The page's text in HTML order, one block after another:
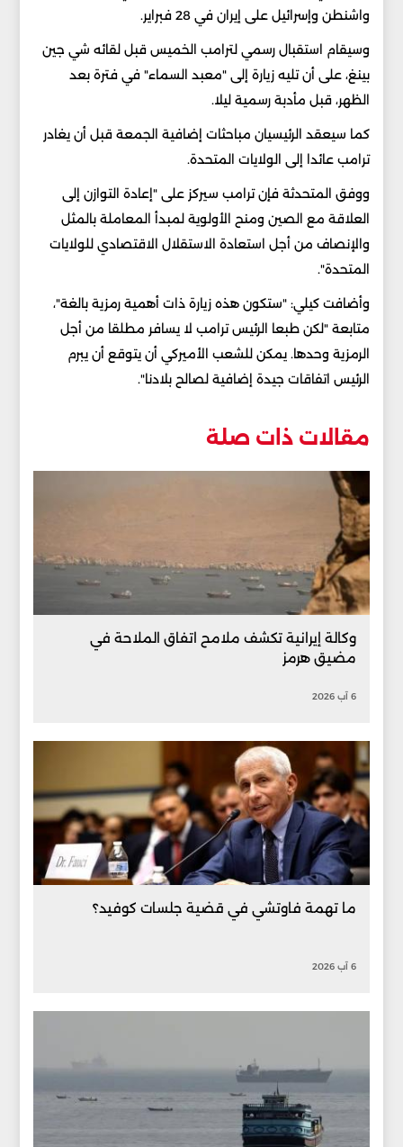
واشنطن وإسرائيل على إيران في 28 فبراير.
وسيقام استقبال رسمي لترامب الخميس قبل لقائه شي جين
بينغ، على أن تليه زيارة إلى "معبد السماء" في فترة بعد
الظهر، قبل مأدبة رسمية ليلا.
كما سيعقد الرئيسيان مباحثات إضافية الجمعة قبل أن يغادر
ترامب عائدا إلى الولايات المتحدة.
ووفق المتحدثة فإن ترامب سيركز على "إعادة التوازن إلى
العلاقة مع الصين ومنح الأولوية لمبدأ المعاملة بالمثل
والإنصاف من أجل استعادة الاستقلال الاقتصادي للولايات
المتحدة".
وأضافت كيلي: "ستكون هذه زيارة ذات أهمية رمزية بالغة"،
متابعة "لكن طبعا الرئيس ترامب لا يسافر مطلقا من أجل
الرمزية وحدها. يمكن للشعب الأميركي أن يتوقع أن يبرم
الرئيس اتفاقات جيدة إضافية لصالح بلادنا".
مقالات ذات صلة
وكالة إيرانية تكشف ملامح اتفاق الملاحة في
مضيق هرمز
6 آب 2026
ما تهمة فاوتشي في قضية جلسات كوفيد؟
6 آب 2026